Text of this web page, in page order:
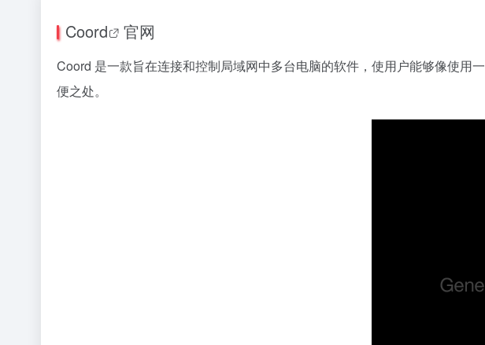
Coord 官网
Coord 是一款旨在连接和控制局域网中多台电脑的软件，使用户能够像使
便之处。